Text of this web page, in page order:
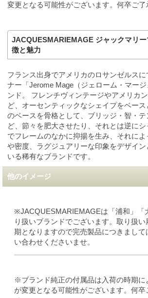
変更となる可能性がございます。何卒ご了
JACQUESMARIEMAGE ジャックマリ
徴と魅力
フランス出身でアメリカのロサンゼルス
ナー「Jerome Mage（ジェローム・マー
ンド。 フレンチヴィンテージやアメリカ
ど、オーセンティックなシェイプをベー
のベースを骨格として、ブリッジ・智・
ど、節々を肥大させたり、それとは逆にシ
でフレームのなかに抑揚を生み、それに
や密度、ラグジュアリーな印象をデザイン
いる稀有なブランドです。
他のイメージ
※JACQUESMARIEMAGEは「浦和」「
り扱いブランドでございます。取り扱
期となりますので完売製品につきまして
い合わせくださいませ。
※ブランド純正の付属品は入荷の時期に
が変更となる可能性がございます。何卒